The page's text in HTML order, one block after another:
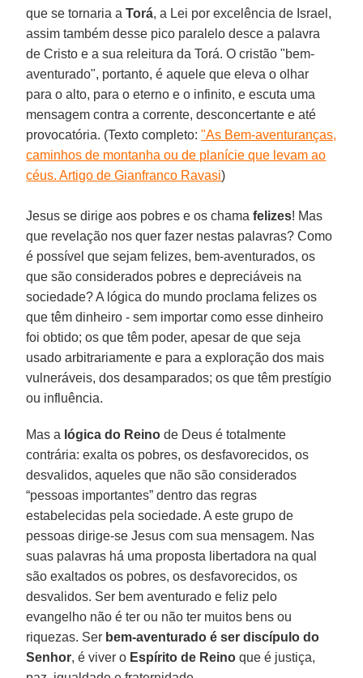
que se tornaria a Torá, a Lei por excelência de Israel,
assim também desse pico paralelo desce a palavra
de Cristo e a sua releitura da Torá. O cristão "bem-
aventurado", portanto, é aquele que eleva o olhar
para o alto, para o eterno e o infinito, e escuta uma
mensagem contra a corrente, desconcertante e até
provocatória. (Texto completo:"As Bem-aventuranças,
caminhos de montanha ou de planície que levam ao
céus. Artigo de Gianfranco Ravasi)
Jesus se dirige aos pobres e os chama felizes! Mas
que revelação nos quer fazer nestas palavras? Como
é possível que sejam felizes, bem-aventurados, os
que são considerados pobres e depreciáveis na
sociedade? A lógica do mundo proclama felizes os
que têm dinheiro - sem importar como esse dinheiro
foi obtido; os que têm poder, apesar de que seja
usado arbitrariamente e para a exploração dos mais
vulneráveis, dos desamparados; os que têm prestígio
ou influência.
Mas a lógica do Reino de Deus é totalmente
contrária: exalta os pobres, os desfavorecidos, os
desvalidos, aqueles que não são considerados
“pessoas importantes” dentro das regras
estabelecidas pela sociedade. A este grupo de
pessoas dirige-se Jesus com sua mensagem. Nas
suas palavras há uma proposta libertadora na qual
são exaltados os pobres, os desfavorecidos, os
desvalidos. Ser bem aventurado e feliz pelo
evangelho não é ter ou não ter muitos bens ou
riquezas. Ser bem-aventurado é ser discípulo do
Senhor, é viver o Espírito de Reino que é justiça,